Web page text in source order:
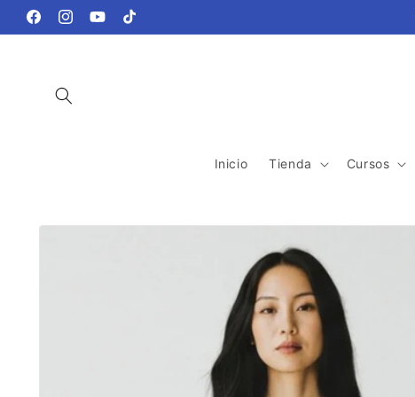
directamente
al contenido
FacebookInstagramYouTubeTikTok
Inicio Tienda Cursos
directamente